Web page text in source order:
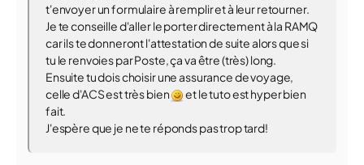
t'envoyer un formulaire à remplir et à leur retourner.
Je te conseille d'aller le porter directement à la RAMQ
car ils te donneront l'attestation de suite alors que si
tu le renvoies par Poste, ça va être (très) long.
Ensuite tu dois choisir une assurance de voyage,
celle d'ACS est très bien
et le tuto est hyper bien
fait.
J'espère que je ne te réponds pas trop tard!